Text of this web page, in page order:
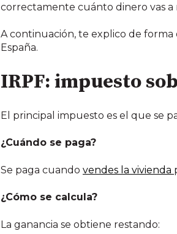
correctamente cuánto dinero vas a
A continuación, te explico de forma
España.
IRPF: impuesto
El principal impuesto es el que se
¿Cuándo se paga?
Se paga cuando vendes la vivienda
¿Cómo se calcula?
La ganancia se obtiene restando: